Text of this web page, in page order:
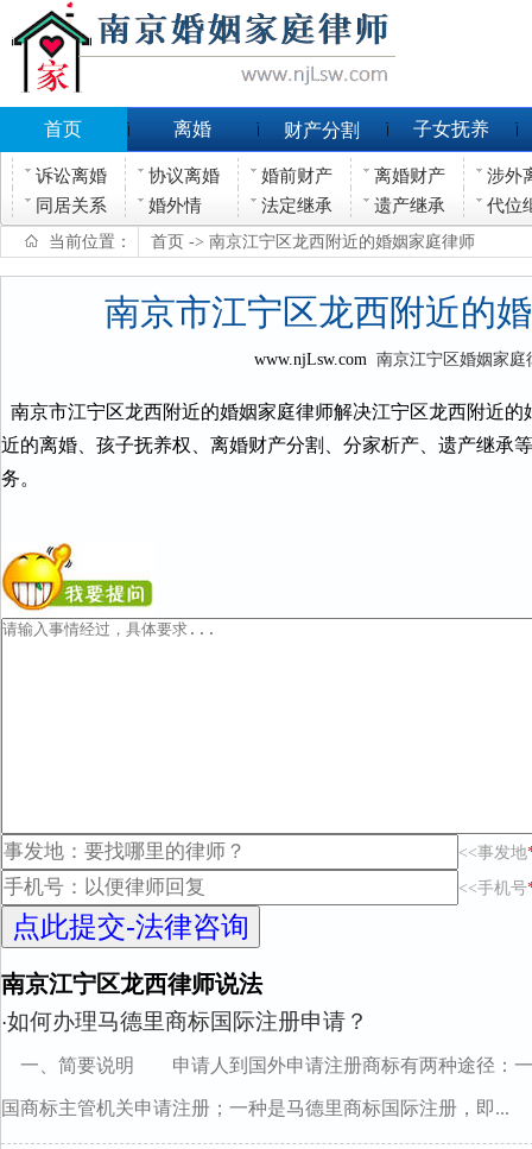
首页 离婚 财产分割 子女抚养
诉讼离婚 协议离婚 婚前财产 离婚财产
涉外
同居关系
婚外情 法定继承 遗产继承 代位
当前位置： 首页 -> 南京江宁区龙西附近的婚姻家庭律师
南京市江宁区龙西附近的
www.njLsw.com南京江宁区婚姻家庭
南京市江宁区龙西附近的婚姻家庭律师解决江宁区龙西附近
近的离婚、孩子抚养权、离婚财产分割、分家析产、遗产继承
务。
<<事发地
<<手机号
南京江宁区龙西律师说法
·如何办理马德里商标国际注册申请？
一、简要说明 申请人到国外申请注册商标有两种途径：一
国商标主管机关申请注册；一种是马德里商标国际注册，即...